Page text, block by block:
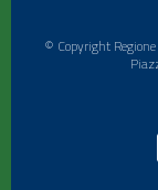
© Copyright